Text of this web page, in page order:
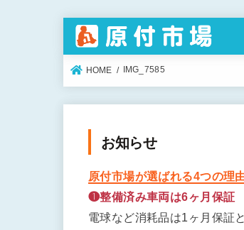
HOME IMG_7585
お知らせ
原付市場が選ばれる4つの理
❶整備済み車両は6ヶ月保証
電球など消耗品は1ヶ月保証